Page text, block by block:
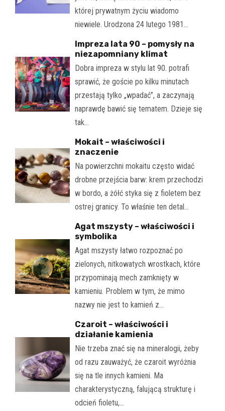
której prywatnym życiu wiadomo
niewiele. Urodzona 24 lutego 1981…
Impreza lata 90 – pomysły na
niezapomniany klimat
Dobra impreza w stylu lat 90. potrafi
sprawić, że goście po kilku minutach
przestają tylko „wpadać”, a zaczynają
naprawdę bawić się tematem. Dzieje się
tak…
Mokait – właściwości i
znaczenie
Na powierzchni mokaitu często widać
drobne przejścia barw: krem przechodzi
w bordo, a żółć styka się z fioletem bez
ostrej granicy. To właśnie ten detal…
Agat mszysty – właściwości i
symbolika
Agat mszysty łatwo rozpoznać po
zielonych, nitkowatych wrostkach, które
przypominają mech zamknięty w
kamieniu. Problem w tym, że mimo
nazwy nie jest to kamień z…
Czaroit – właściwości i
działanie kamienia
Nie trzeba znać się na mineralogii, żeby
od razu zauważyć, że czaroit wyróżnia
się na tle innych kamieni. Ma
charakterystyczną, falującą strukturę i
odcień fioletu,…